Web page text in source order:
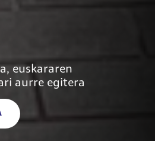
euskararen
aurre egitera